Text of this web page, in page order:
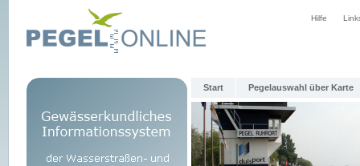
Hilfe
Start Pegelauswahl über Karte